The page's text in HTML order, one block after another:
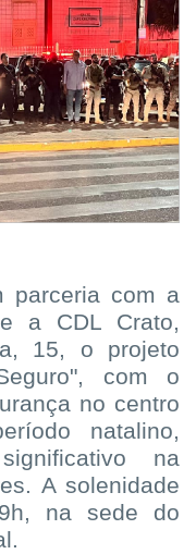
parceria com a
a CDL Crato,
15, o projeto
com o
no centro
natalino,
na
A solenidade
na sede do